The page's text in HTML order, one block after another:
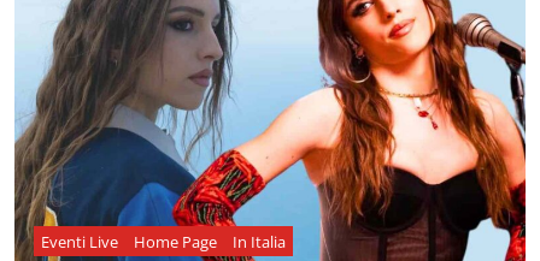
Eventi Live Home Page In Italia